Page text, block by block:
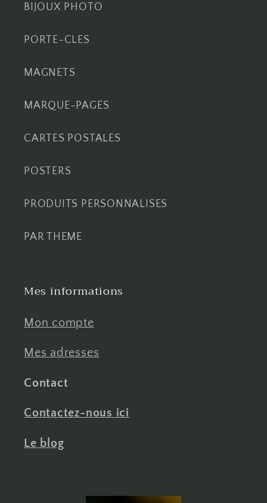
BIJOUX PHOTO
PORTE-CLES
MAGNETS
MARQUE-PAGES
CARTES POSTALES
POSTERS
PRODUITS PERSONNALISES
PAR THEME
Mes informations
Mon compte
Mes adresses
Contact
Contactez-nous ici
Le blog